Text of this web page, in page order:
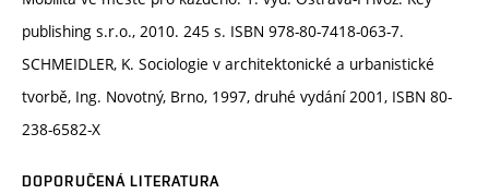
publishing s.r.o., 2010. 245 s. ISBN 978-80-7418-063-7.
SCHMEIDLER, K. Sociologie v architektonické a urbanistické
tvorbě, Ing. Novotný, Brno, 1997, druhé vydání 2001, ISBN 80-
238-6582-X
DOPORUČENÁ LITERATURA